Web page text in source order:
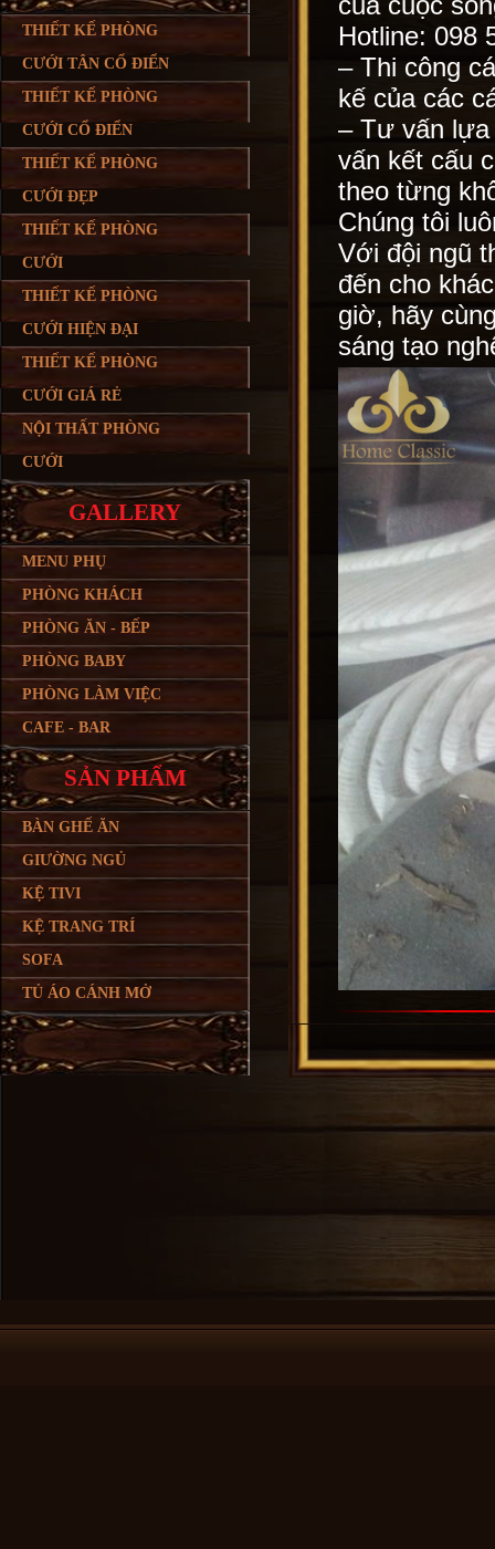
THIẾT KẾ PHÒNG
CƯỚI TÂN CỔ ĐIỂN
THIẾT KẾ PHÒNG
CƯỚI CỔ ĐIỂN
THIẾT KẾ PHÒNG
CƯỚI ĐẸP
THIẾT KẾ PHÒNG
CƯỚI
THIẾT KẾ PHÒNG
CƯỚI HIỆN ĐẠI
THIẾT KẾ PHÒNG
CƯỚI GIÁ RẺ
NỘI THẤT PHÒNG
CƯỚI
GALLERY
MENU PHỤ
PHÒNG KHÁCH
PHÒNG ĂN - BẾP
PHÒNG BABY
PHÒNG LÀM VIỆC
CAFE - BAR
SẢN PHẨM
BÀN GHẾ ĂN
GIƯỜNG NGỦ
KỆ TIVI
KỆ TRANG TRÍ
SOFA
TỦ ÁO CÁNH MỞ
Hotline: 098
– Thi công
kế của các
– Tư vấn lựa
vấn kết cấu
theo từng
Chúng tôi
Với đội ngũ
đến cho
giờ, hãy
sáng tạo